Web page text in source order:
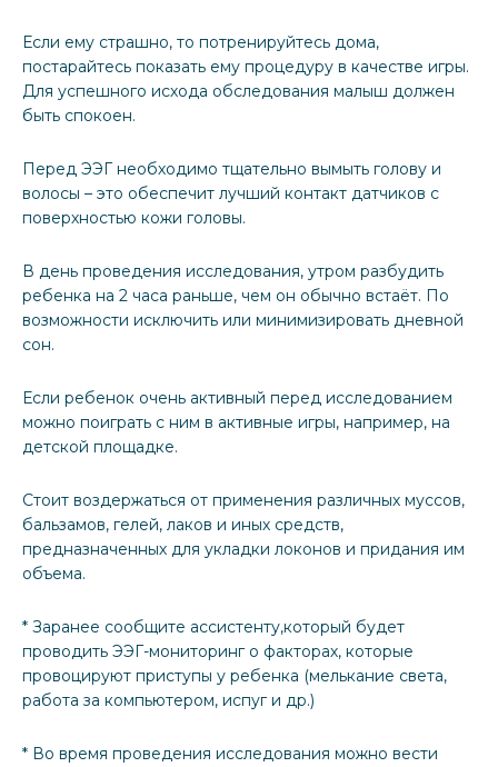
Если ему страшно, то потренируйтесь дома,
постарайтесь показать ему процедуру в качестве игры.
Для успешного исхода обследования малыш должен
быть спокоен.
Перед ЭЭГ необходимо тщательно вымыть голову и
волосы – это обеспечит лучший контакт датчиков с
поверхностью кожи головы.
В день проведения исследования, утром разбудить
ребенка на 2 часа раньше, чем он обычно встаёт. По
возможности исключить или минимизировать дневной
сон.
Если ребенок очень активный перед исследованием
можно поиграть с ним в активные игры, например, на
детской площадке.
Стоит воздержаться от применения различных муссов,
бальзамов, гелей, лаков и иных средств,
предназначенных для укладки локонов и придания им
объема.
* Заранее сообщите ассистенту,который будет
проводить ЭЭГ-мониторинг о факторах, которые
провоцируют приступы у ребенка (мелькание света,
работа за компьютером, испуг и др.)
* Во время проведения исследования можно вести